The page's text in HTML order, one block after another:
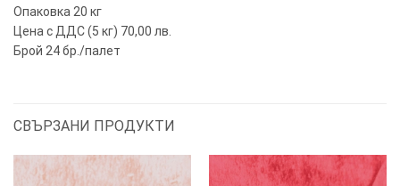
Опаковка 20 кг
Цена с ДДС (5 кг) 70,00 лв.
Брой 24 бр./палет
СВЪРЗАНИ ПРОДУКТИ